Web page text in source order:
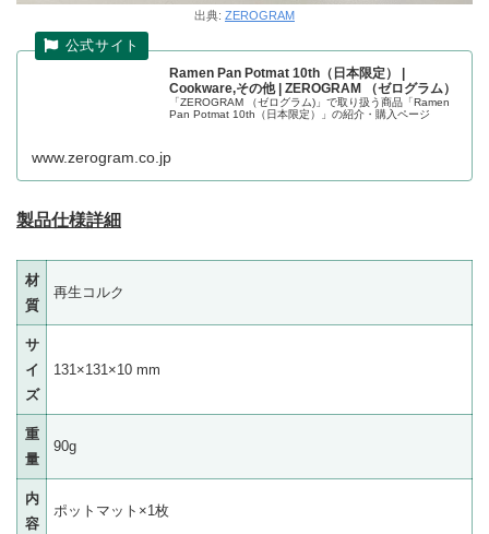
出典: ZEROGRAM
Ramen Pan Potmat 10th（日本限定） |
Cookware,その他 | ZEROGRAM （ゼログラム）
「ZEROGRAM （ゼログラム)」で取り扱う商品「Ramen
Pan Potmat 10th（日本限定）」の紹介・購入ページ
www.zerogram.co.jp
製品仕様詳細
材
質
再生コルク
サ
イ
ズ
131×131×10 mm
重
量
90g
内
容
ポットマット×1枚